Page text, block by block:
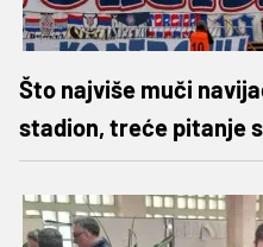
Što najviše muči
stadion, treće pitanje